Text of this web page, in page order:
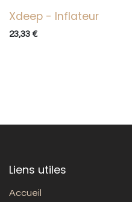
Xdeep - Inflateur
23,33 €
Liens utiles
Accueil